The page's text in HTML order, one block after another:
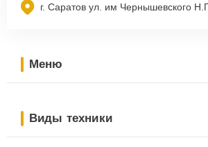
г. Саратов ул. им Чернышевского
Меню
Виды техники